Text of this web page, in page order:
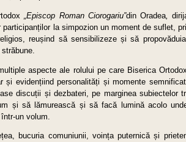
„Episcop Roman Ciorogariu”din Oradea,
la simpozion un moment de suflet,
reușind să sensibilizeze și să
aspecte ale rolului pe care Biserica
și evidențiind personalități și momente
discuții și dezbateri, pe marginea subiectelor
și să lămurească și să facă lumină acolo
un volum.
bucuria comuniunii, voința puternică și